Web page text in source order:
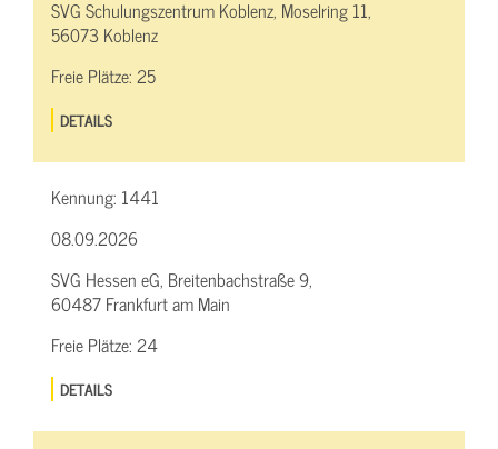
SVG Schulungszentrum Koblenz, Moselring 11,
56073 Koblenz
Freie Plätze:25
DETAILS
Kennung: 1441
08.09.2026
SVG Hessen eG, Breitenbachstraße 9,
60487 Frankfurt am Main
Freie Plätze:24
DETAILS